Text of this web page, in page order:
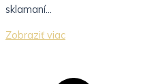
sklamaní...
Zobraziť viac